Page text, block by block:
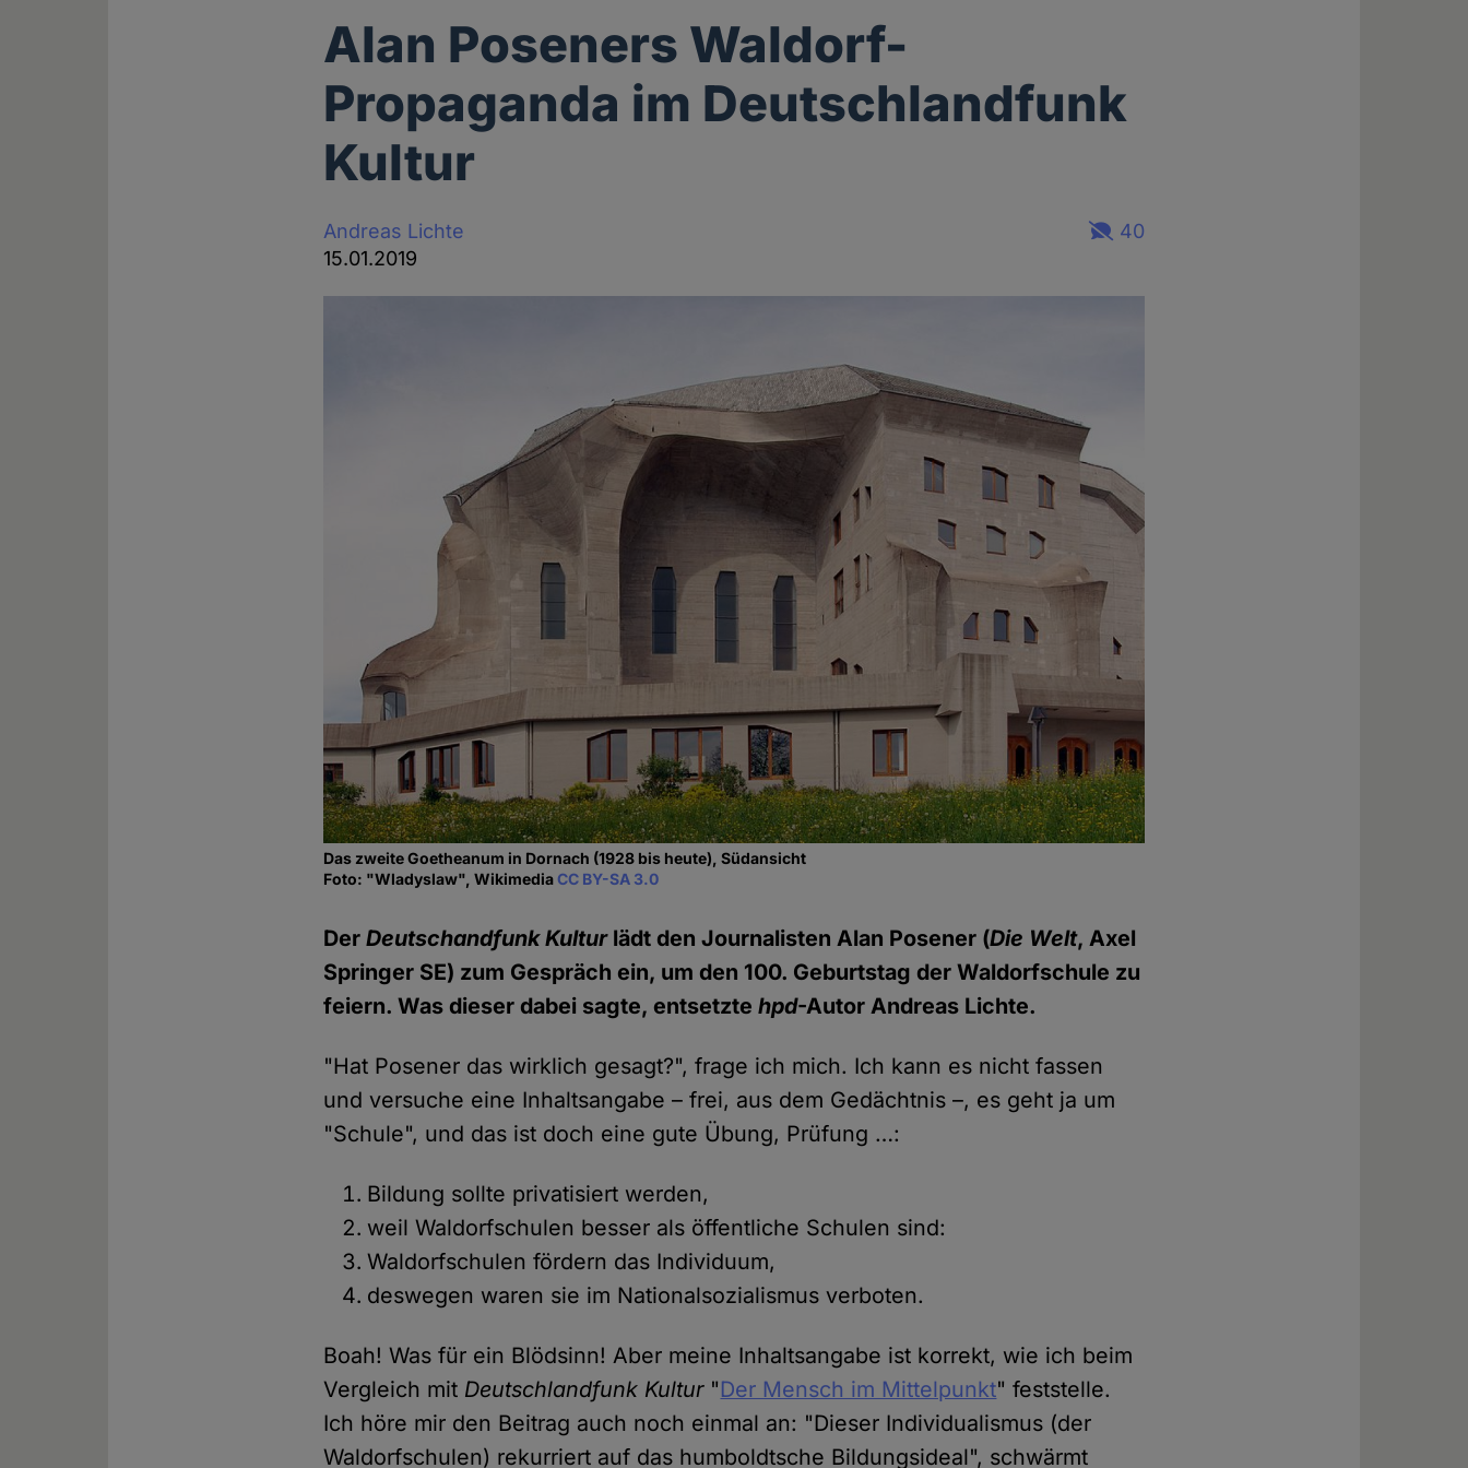
Alan Poseners Waldorf-
Propaganda im Deutschlandfunk
Kultur
Andreas Lichte
15.01.2019
40
Das zweite Goetheanum in Dornach (1928 bis heute), Südansicht
Foto: "Wladyslaw", WikimediaCC BY-SA 3.0
DerDeutschandfunk Kulturlädt den Journalisten Alan Posener (Die Welt, Axel
Springer SE) zum Gespräch ein, um den 100. Geburtstag der Waldorfschule zu
feiern. Was dieser dabei sagte, entsetztehpd-Autor Andreas Lichte.
"Hat Posener das wirklich gesagt?", frage ich mich. Ich kann es nicht fassen
und versuche eine Inhaltsangabe – frei, aus dem Gedächtnis –, es geht ja um
"Schule", und das ist doch eine gute Übung, Prüfung …:
Bildung sollte privatisiert werden,
weil Waldorfschulen besser als öffentliche Schulen sind:
Waldorfschulen fördern das Individuum,
deswegen waren sie im Nationalsozialismus verboten.
Boah! Was für ein Blödsinn! Aber meine Inhaltsangabe ist korrekt, wie ich beim
Vergleich mit Deutschlandfunk Kultur"Der Mensch im Mittelpunkt" feststelle.
Ich höre mir den Beitrag auch noch einmal an: "Dieser Individualismus (der
Waldorfschulen) rekurriert auf das humboldtsche Bildungsideal", schwärmt